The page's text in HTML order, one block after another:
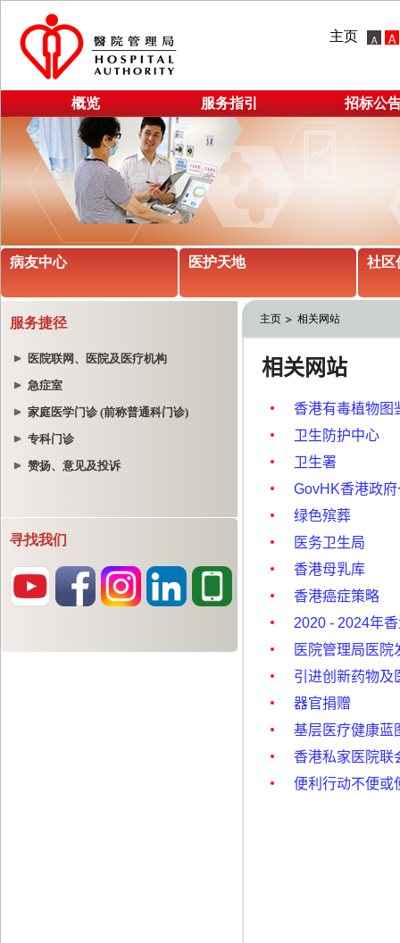
主页
概览 服务指引 招标公
病友中心 医护天地 社区
服务捷径
医院联网、医院及医疗机构
急症室
家庭医学门诊 (前称普通科门诊)
专科门诊
赞扬、意见及投诉
寻找我们
主页 相关网站